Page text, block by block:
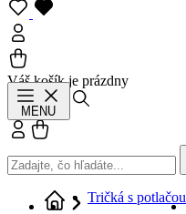
Váš košík je prázdny
MENU
Prihlásiť sa
Tričká s potlačou